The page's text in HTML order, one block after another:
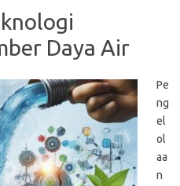
Daya Air
Pe
ng
el
ol
aa
n